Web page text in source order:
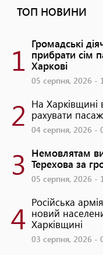
ТОП НОВИНИ
1 Громадські
прибрати сім
Харкові
05 серпня, 2026 -
2 На Харківщині
рахувати
04 серпня, 2026 -
3 Немовлятам
Терехова за
05 серпня, 2026 -
4 Російська
новий
Харківщині
03 серпня, 2026 -